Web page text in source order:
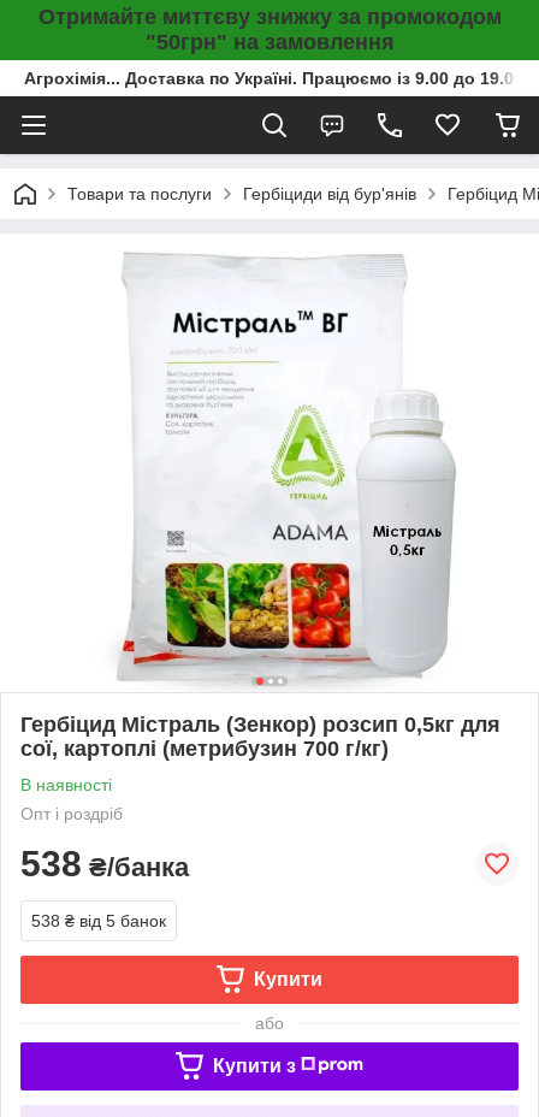
Отримайте миттєву знижку за промокодом
"50грн" на замовлення
Агрохімія... Доставка по Україні. Працюємо із 9.00 до
Товари та послуги Гербіциди від бур'янів Гербіцид
Гербіцид Містраль (Зенкор) розсип 0,5кг для
сої, картоплі (метрибузин 700 г/кг)
В наявності
Опт і роздріб
538 ₴/банка
538 ₴ від 5 банок
Купити
або
Купити з